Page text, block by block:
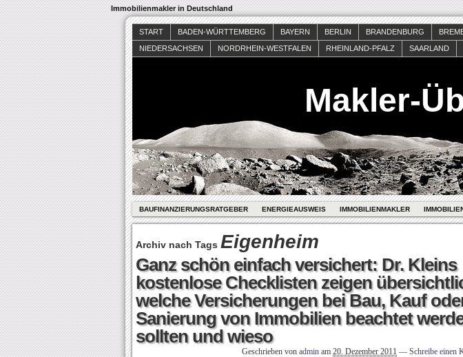
Immobilienmakler in Deutschland
START BADEN-WÜRTTEMBERG BAYERN BERLIN BRANDENBURG
NIEDERSACHSEN
NORDRHEIN-WESTFALEN RHEINLAND-PFALZ SAARLAND
Makler-
BAUFINANZIERUNGSRATGEBER ENERGIEAUSWEIS IMMOBILIENMAKLER
Archiv nach Tags Eigenheim
Ganz schön einfach versichert: Dr. Kleins
kostenlose Checklisten zeigen
welche Versicherungen bei Bau, Kauf
Sanierung von Immobilien beachtet
sollten und wieso
Geschrieben von admin am 20. Dezember 2011 — Schreibe einen